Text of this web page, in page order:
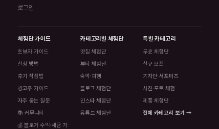
로그인
체험단 가이드
초보자 가이드
신청 방법
후기 작성법
광고주 가이드
자주 묻는 질문
📚 커뮤니티
💰 블로거 수익·세금 가이드
카테고리별 체험단
맛집 체험단
뷰티 체험단
숙박·여행
블로그 체험단
인스타 체험단
유튜브 체험단
특별 카테고리
무료 체험단
신규 오픈
기자단·서포터즈
사진·포토 체험
제품 체험단
전체 카테고리 보기 →